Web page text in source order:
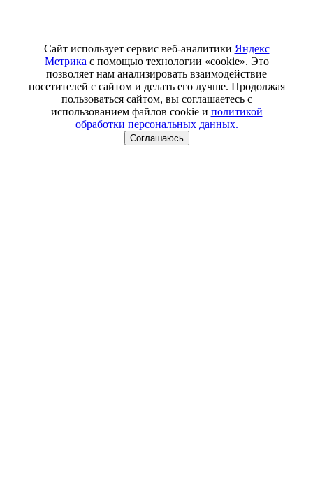
Сайт использует сервис веб-аналитики Яндекс
Метрика с помощью технологии «cookie». Это
позволяет нам анализировать взаимодействие
посетителей с сайтом и делать его лучше. Продолжая
пользоваться сайтом, вы соглашаетесь с
использованием файлов cookie и политикой
обработки персональных данных.
Соглашаюсь